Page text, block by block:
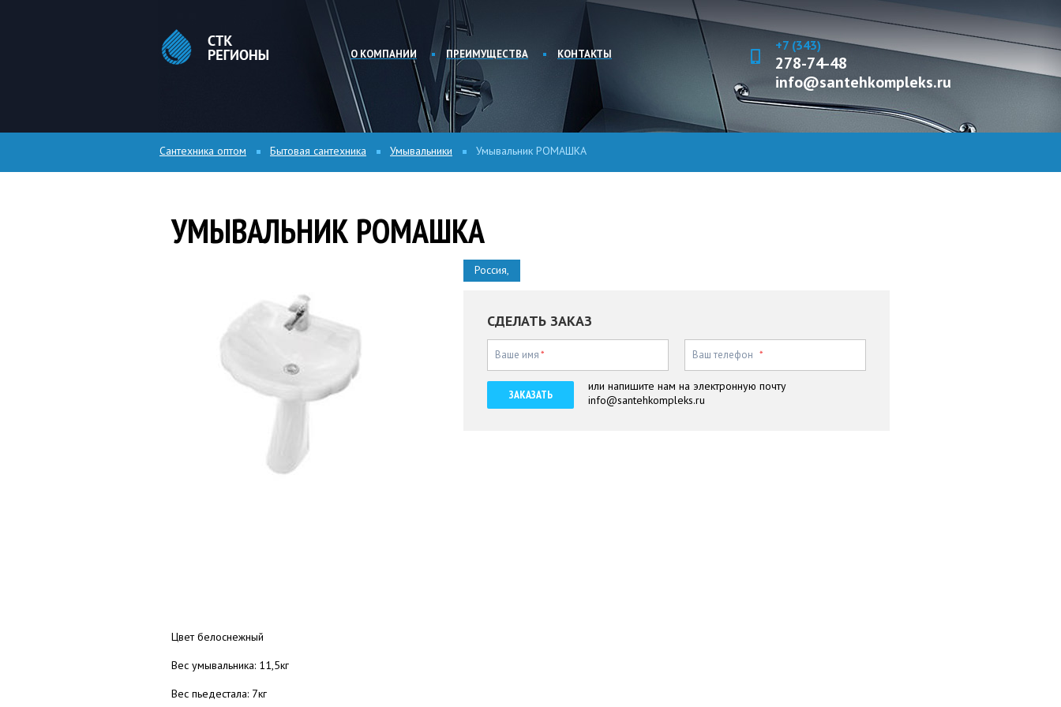
+7 (343)
278-74-48
info@santehkompleks.ru
О КОМПАНИИ ПРЕИМУЩЕСТВА КОНТАКТЫ
Сантехника оптом Бытовая сантехника Умывальники Умывальник РОМАШКА
УМЫВАЛЬНИК РОМАШКА
Россия,
СДЕЛАТЬ ЗАКАЗ
Ваше имя* Ваш телефон *
ЗАКАЗАТЬ
или напишите нам на электронную почту
info@santehkompleks.ru
Цвет белоснежный
Вес умывальника: 11,5кг
Вес пьедестала: 7кг